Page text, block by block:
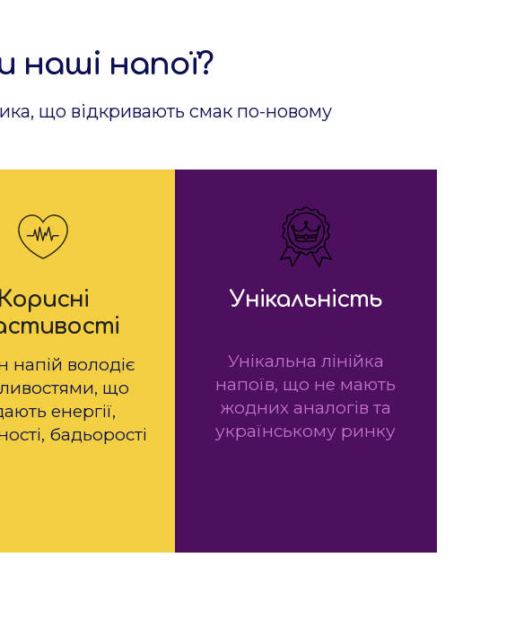
напої?
що відкривають смак по-новому
Корисні
напій володіє
що
енергії,
бадьорості
Унікальність
Унікальна лінійка
напоїв, що не мають
жодних аналогів та
українському ринку